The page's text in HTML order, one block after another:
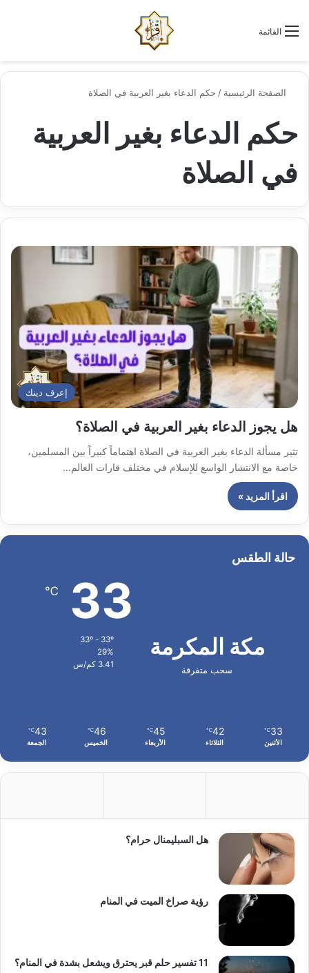
القائمة
الصفحة الرئيسية / حكم الدعاء بغير العربية في الصلاة
حكم الدعاء بغير العربية
في الصلاة
إعرف دينك
هل يجوز الدعاء بغير العربية في الصلاة؟
تثير مسألة الدعاء بغير العربية في الصلاة اهتماماً كبيراً بين المسلمين،
خاصة مع الانتشار الواسع للإسلام في مختلف قارات العالم…
اقرأ المزيد »
حالة الطقس
مكة المكرمة
سحب متفرقة
33
℃
33º - 33º
29%
3.41 كم/س
33
℃
الأثنين
42
℃
الثلاثاء
45
℃
الأربعاء
46
℃
الخميس
43
℃
الجمعة
هل السبليمنال حرام؟
رؤية صراخ الميت في المنام
11 تفسير حلم قبر يحترق ويشعل بشدة في المنام؟